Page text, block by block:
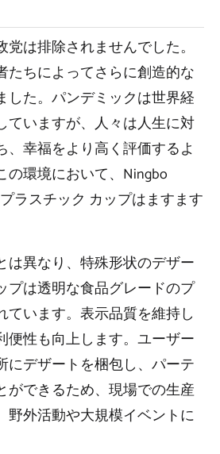
は排除されませんでした。
たちによってさらに創造的な
した。パンデミックは世界経
ていますが、人々は人生に対
、幸福をより高く評価するよ
の環境において、Ningbo
ラスチック カップはますます
は異なり、特殊形状のデザー
プは透明な食品グレードのプ
ています。表示品質を維持し
便性も向上します。ユーザー
にデザートを梱包し、パーテ
ができるため、現場での生産
野外活動や大規模イベントに